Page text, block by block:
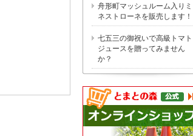
舟形町マッシュルーム入りミ
ネストローネを販売します！
七五三の御祝いで高級トマト
ジュースを贈ってみません
か？